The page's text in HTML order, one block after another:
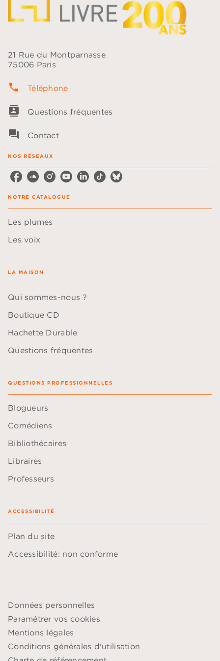
21 Rue du Montparnasse
75006 Paris
phone Téléphone
contacts Questions fréquentes
question_answer Contact
NOS RÉSEAUX
NOTRE CATALOGUE
Les plumes
Les voix
LA MAISON
Qui sommes-nous ?
Boutique CD
Hachette Durable
Questions fréquentes
QUESTIONS PROFESSIONNELLES
Blogueurs
Comédiens
Bibliothécaires
Libraires
Professeurs
ACCESSIBILITÉ
Plan du site
Accessibilité: non conforme
Données personnelles
Paramétrer vos cookies
Mentions légales
Conditions générales d'utilisation